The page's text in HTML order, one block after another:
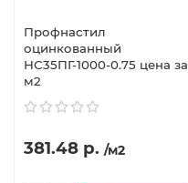
Профнастил
оцинкованный
НС35ПГ-1000-0.75 цена за
м2
381.48 р. /м2